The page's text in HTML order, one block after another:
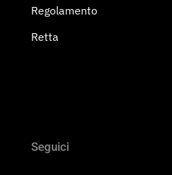
Regolamento
Retta
Seguici